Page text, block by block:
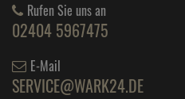
Rufen Sie uns an
02404 5967475
E-Mail
SERVICE@WARK24.DE